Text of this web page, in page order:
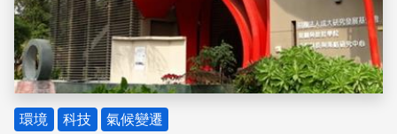
環境 科技 氣候變遷